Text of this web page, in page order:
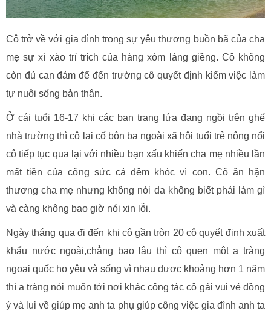
Cô trở về với gia đình trong sự yêu thương buồn bã của cha
mẹ sự xì xào trỉ trích của hàng xóm láng giềng. Cô không
còn đủ can đảm để đến trường cô quyết định kiếm việc làm
tự nuôi sống bản thân.
Ở cái tuổi 16-17 khi các bạn trang lứa đang ngồi trên ghế
nhà trường thì cô lại cố bôn ba ngoài xã hội tuổi trẻ nông nổi
cô tiếp tục qua lại với nhiều bạn xấu khiến cha mẹ nhiều lần
mất tiền của công sức cả đêm khóc vì con. Cô ân hận
thương cha mẹ nhưng không nói da không biết phải làm gì
và càng không bao giờ nói xin lỗi.
Ngày tháng qua đi đến khi cô gần tròn 20 cô quyết định xuất
khẩu nước ngoài,chẳng bao lâu thì cô quen một a tràng
ngoại quốc họ yêu và sống vì nhau được khoảng hơn 1 năm
thì a tràng nói muốn tới nơi khác công tác cô gái vui vẻ đồng
ý và lui về giúp mẹ anh ta phụ giúp công việc gia đình anh ta